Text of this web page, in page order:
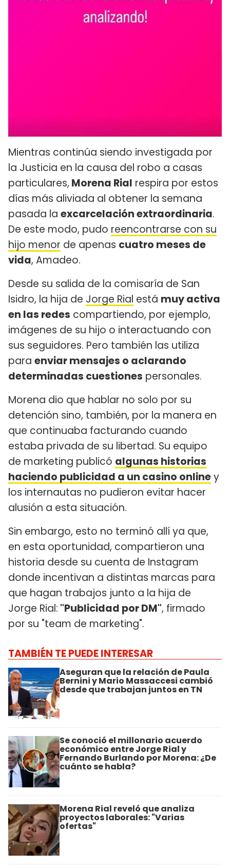
Mientras continúa siendo investigada por
la Justicia en la causa del robo a casas
particulares, Morena Rial respira por estos
días más aliviada al obtener la semana
pasada la excarcelación extraordinaria.
De este modo, pudo reencontrarse con su
hijo menor de apenas cuatro meses de
vida, Amadeo.
Desde su salida de la comisaría de San
Isidro, la hija de Jorge Rial está muy activa
en las redes compartiendo, por ejemplo,
imágenes de su hijo o interactuando con
sus seguidores. Pero también las utiliza
para enviar mensajes o aclarando
determinadas cuestiones personales.
Morena dio que hablar no solo por su
detención sino, también, por la manera en
que continuaba facturando cuando
estaba privada de su libertad. Su equipo
de marketing publicó algunas historias
haciendo publicidad a un casino onliney
los internautas no pudieron evitar hacer
alusión a esta situación.
Sin embargo, esto no terminó allí ya que,
en esta oportunidad, compartieron una
historia desde su cuenta de Instagram
donde incentivan a distintas marcas para
que hagan trabajos junto a la hija de
Jorge Rial: "Publicidad por DM", firmado
por su "team de marketing".
TAMBIÉN TE PUEDE INTERESAR
Aseguran que la relación de Paula
Bernini y Mario Massaccesi cambió
desde que trabajan juntos en TN
Se conoció el millonario acuerdo
económico entre Jorge Rial y
Fernando Burlando por Morena: ¿De
cuánto se habla?
Morena Rial reveló que analiza
proyectos laborales: "Varias
ofertas"